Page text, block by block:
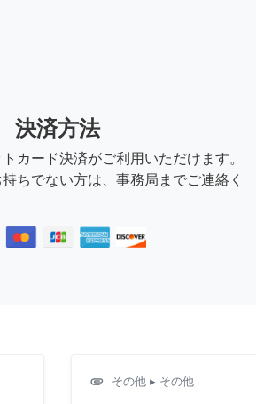
決済方法
カード決済がご利用いただけます。
ちでない方は、事務局までご連絡く
attachment その他 ▸ その他